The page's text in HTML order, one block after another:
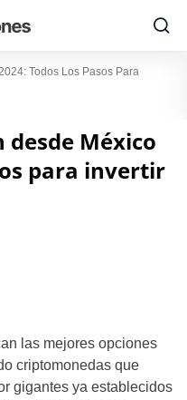
Todos Los Pasos Para
México
para invertir
las mejores opciones
criptomonedas que
gigantes ya establecidos